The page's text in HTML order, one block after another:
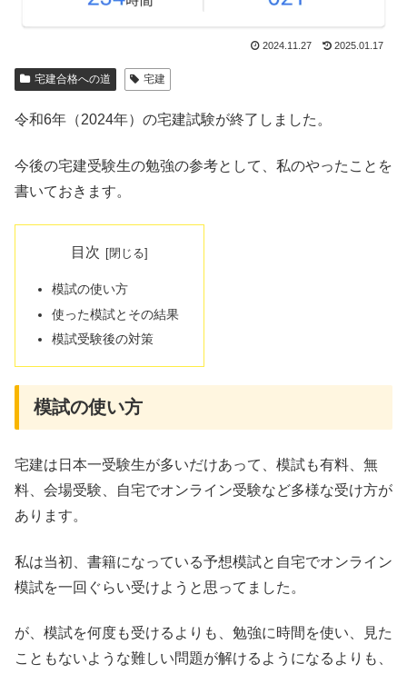
2024.11.27 2025.01.17
宅建合格への道 宅建
令和6年（2024年）の宅建試験が終了しました。
今後の宅建受験生の勉強の参考として、私のやったことを
書いておきます。
目次
模試の使い方
使った模試とその結果
模試受験後の対策
模試の使い方
宅建は日本一受験生が多いだけあって、模試も有料、無
料、会場受験、自宅でオンライン受験など多様な受け方が
あります。
私は当初、書籍になっている予想模試と自宅でオンライン
模試を一回ぐらい受けようと思ってました。
が、模試を何度も受けるよりも、勉強に時間を使い、見た
こともないような難しい問題が解けるようになるよりも、